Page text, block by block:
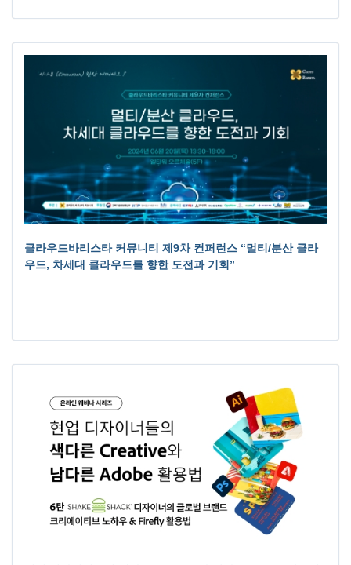
클라우드바리스타 커뮤니티 제9차 컨퍼런스 “멀티/분산 클라
우드, 차세대 클라우드를 향한 도전과 기회”